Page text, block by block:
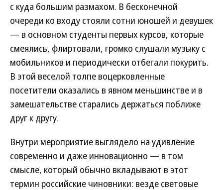
с куда большим размахом. В бесконечной
очереди ко входу стояли сотни юношей и девушек
— в основном студенты первых курсов, которые
смеялись, флиртовали, громко слушали музыку с
мобильников и периодически отбегали покурить.
В этой веселой толпе воцерковленные
посетители оказались в явном меньшинстве и в
замешательстве старались держаться поближе
друг к другу.
Внутри мероприятие выглядело на удивление
современно и даже инновационно — в том
смысле, который обычно вкладывают в этот
термин российские чиновники: везде световые